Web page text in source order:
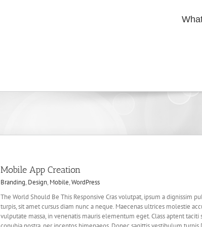
Mobile App Creation
Branding, Design, Mobile,WordPress
The World Should Be This Responsive Cras volutpat, ipsum a dignissim
turpis, sit amet cursus diam nunc a neque. Maecenas ultrices molestie
vulputate massa, in venenatis mauris elementum eget. Class aptent